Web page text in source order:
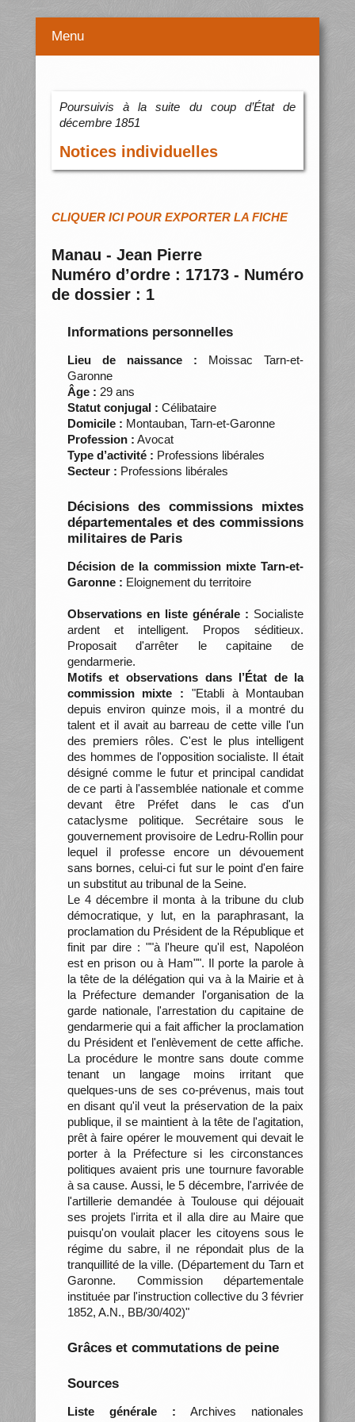
Menu
Poursuivis à la suite du coup d’État de
décembre 1851
Notices individuelles
CLIQUER ICI POUR EXPORTER LA FICHE
Manau - Jean Pierre
Numéro d’ordre : 17173 - Numéro
de dossier : 1
Informations personnelles
Lieu de naissance : Moissac Tarn-et-
Garonne
Âge : 29 ans
Statut conjugal : Célibataire
Domicile : Montauban, Tarn-et-Garonne
Profession : Avocat
Type d’activité : Professions libérales
Secteur : Professions libérales
Décisions des commissions mixtes
départementales et des commissions
militaires de Paris
Décision de la commission mixte Tarn-et-
Garonne : Eloignement du territoire
Observations en liste générale : Socialiste
ardent et intelligent. Propos séditieux.
Proposait d'arrêter le capitaine de
gendarmerie.
Motifs et observations dans l’État de la
commission mixte : "Etabli à Montauban
depuis environ quinze mois, il a montré du
talent et il avait au barreau de cette ville l'un
des premiers rôles. C'est le plus intelligent
des hommes de l'opposition socialiste. Il était
désigné comme le futur et principal candidat
de ce parti à l'assemblée nationale et comme
devant être Préfet dans le cas d'un
cataclysme politique. Secrétaire sous le
gouvernement provisoire de Ledru-Rollin pour
lequel il professe encore un dévouement
sans bornes, celui-ci fut sur le point d'en faire
un substitut au tribunal de la Seine.
Le 4 décembre il monta à la tribune du club
démocratique, y lut, en la paraphrasant, la
proclamation du Président de la République et
finit par dire : ""à l'heure qu'il est, Napoléon
est en prison ou à Ham"". Il porte la parole à
la tête de la délégation qui va à la Mairie et à
la Préfecture demander l'organisation de la
garde nationale, l'arrestation du capitaine de
gendarmerie qui a fait afficher la proclamation
du Président et l'enlèvement de cette affiche.
La procédure le montre sans doute comme
tenant un langage moins irritant que
quelques-uns de ses co-prévenus, mais tout
en disant qu'il veut la préservation de la paix
publique, il se maintient à la tête de l'agitation,
prêt à faire opérer le mouvement qui devait le
porter à la Préfecture si les circonstances
politiques avaient pris une tournure favorable
à sa cause. Aussi, le 5 décembre, l'arrivée de
l'artillerie demandée à Toulouse qui déjouait
ses projets l'irrita et il alla dire au Maire que
puisqu'on voulait placer les citoyens sous le
régime du sabre, il ne répondait plus de la
tranquillité de la ville. (Département du Tarn et
Garonne. Commission départementale
instituée par l'instruction collective du 3 février
1852, A.N., BB/30/402)"
Grâces et commutations de peine
Sources
Liste générale : Archives nationales